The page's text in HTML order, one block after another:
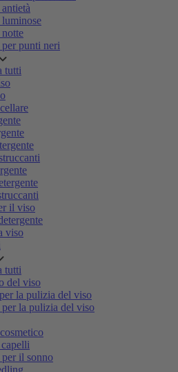
luminose
notte
per punti neri
tutti
il viso
viso
tutti
del viso
la pulizia del viso
per la pulizia del viso
capelli
per il sonno